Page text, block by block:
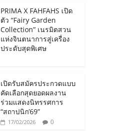
PRIMA X FAHFAHS เปิด
ตัว “Fairy Garden
Collection” เนรมิตสวน
แห่งจินตนาการสู่เครื่อง
ประดับสุดพิเศษ
เปิดรับสมัครประกวดแบบ
คัดเลือกสุดยอดผลงาน
ร่วมแสดงนิทรรศการ
“สถาปนิก’69”
17/02/2026 0